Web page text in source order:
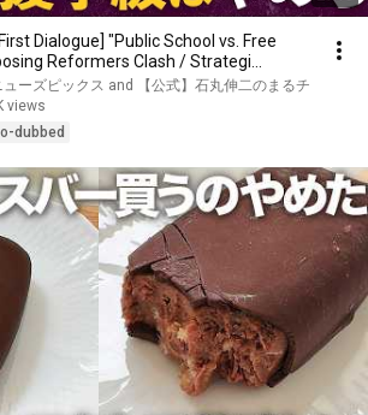
Dialogue] "Public School vs. Free
Reformers Clash / Strategi...
ーズピックス and 【公式】石丸伸二のまるチ
views
dubbed